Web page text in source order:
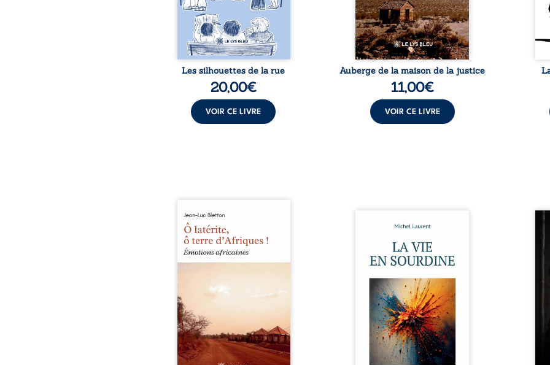
cache derrière les apparences
et à s’ouvrir au fourmillement
sensible de notre ...
Les silhouettes de la rue
20,00€
VOIR CE LIVRE
arbitraire en 2009, plongeant
sa vie dans un chaos matériel
et moral. À ...
Auberge de la maison de la justice
11,00€
VOIR CE LIVRE
Ô latérite, ô terre d’Afriques !
est un hommage poétique et
authentique aux paysages, aux
rencontres et aux émotions
brutes d’un continent en
reconstruction, entre
souvenirs intimes – la pluie à
Namoungou, le baobab de
Zagtouli – aux portraits
marquants – Thomas Sankara,
Hamadoun Dicko, le Vieux
Biokou – l’auteur partage des
instantanés ...
Nina et Pierre se sont
presque par hasard, et se sont
aimés simplement, persuadés
que la présence de l’autre
suffirait. Ils mènent une
existence modeste, rythmée
par le travail, la fatigue et les
silences. La mort de la mère de
Nina, chez qui ils vivent,
fragilise un équilibre déjà
précaire. Puis vient la
naissance de leur enfant, et le
basculement. ...
la
ont
la